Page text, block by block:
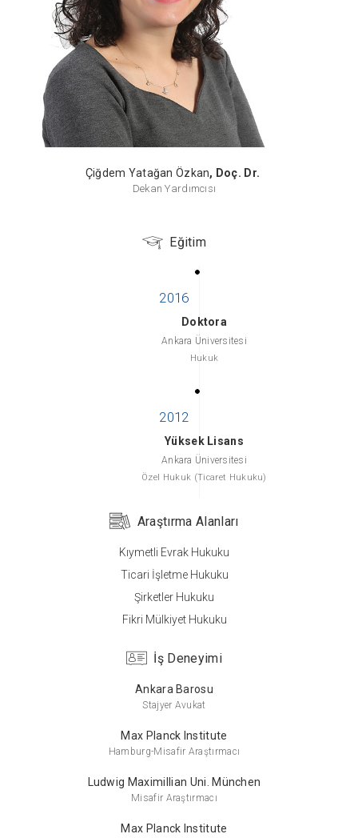
Çiğdem Yatağan Özkan, Doç. Dr.
Dekan Yardımcısı
Eğitim
Doktora
Ankara Üniversitesi
Hukuk
Yüksek Lisans
Ankara Üniversitesi
Özel Hukuk (Ticaret Hukuku)
Lisans
Ankara Üniversitesi
Hukuk
Araştırma Alanları
Kıymetli Evrak Hukuku
Ticari İşletme Hukuku
Şirketler Hukuku
Fikri Mülkiyet Hukuku
İş Deneyimi
Ankara Barosu
Stajyer Avukat
Max Planck Institute
Hamburg-Misafir Araştırmacı
Ludwig Maximillian Uni. München
Misafir Araştırmacı
Max Planck Institute